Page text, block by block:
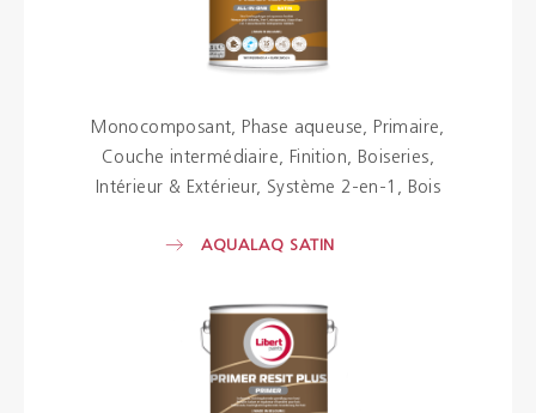
Monocomposant Phase aqueuse
Primaire
Couche intermédiaire
Finition
Boiseries
Intérieur & Extérieur
Système 2-en-1 Bois
AQUALAQ SATIN